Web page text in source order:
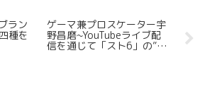
ラン
種を
ゲーマ兼プロスケーター宇
野昌磨~YouTubeライブ配
信を通じて「スト6」の”興
い